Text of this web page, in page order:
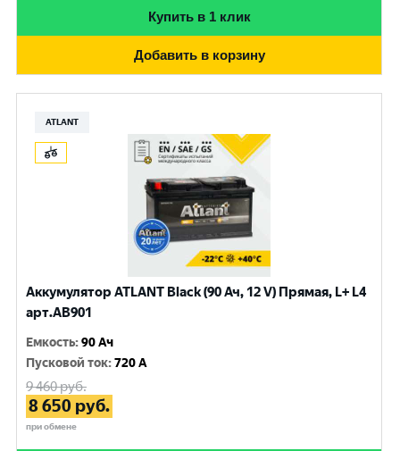
Купить в 1 клик
Добавить в корзину
ATLANT
Аккумулятор ATLANT Black (90 Ач, 12 V) Прямая, L+ L4
арт.AB901
Емкость:90 Ач
Пусковой ток:720 A
9 460руб.
8 650 руб.
при обмене